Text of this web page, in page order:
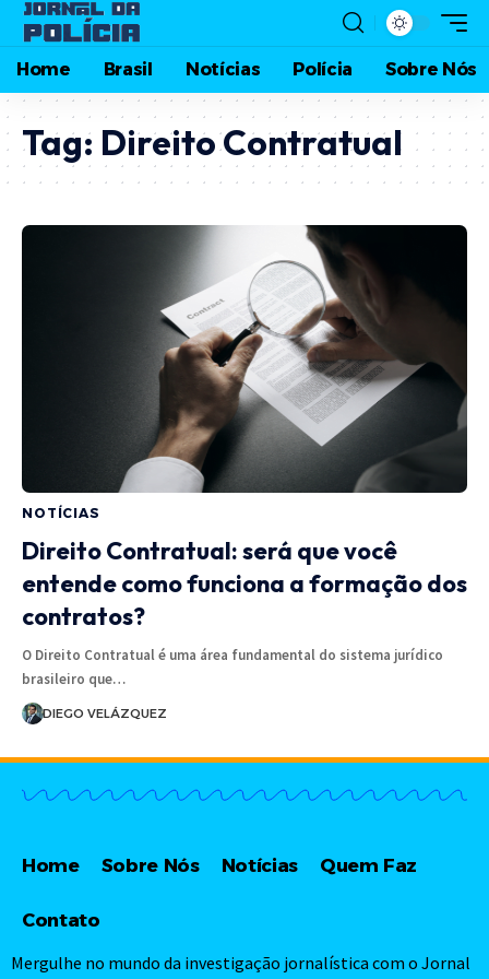
Home Brasil Notícias Polícia Sobre Nós
Tag: Direito Contratual
NOTÍCIAS
Direito Contratual: será que você
entende como funciona a formação dos
contratos?
O Direito Contratual é uma área fundamental do sistema jurídico
brasileiro que…
DIEGO VELÁZQUEZ
Home Sobre Nós Notícias Quem Faz
Contato
Mergulhe no mundo da investigação jornalística com o Jornal